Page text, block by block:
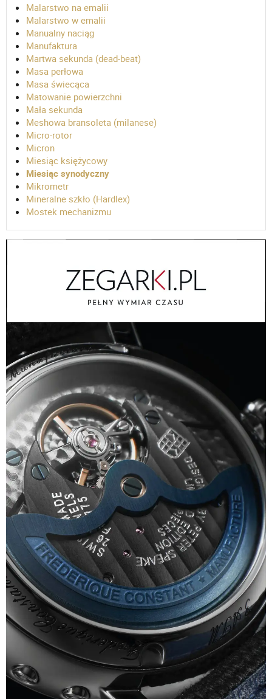
Malarstwo na emalii
Malarstwo w emalii
Manualny naciąg
Manufaktura
Martwa sekunda (dead-beat)
Masa perłowa
Masa świecąca
Matowanie powierzchni
Mała sekunda
Meshowa bransoleta (milanese)
Micro-rotor
Micron
Miesiąc księżycowy
Miesiąc synodyczny
Mikrometr
Mineralne szkło (Hardlex)
Mostek mechanizmu